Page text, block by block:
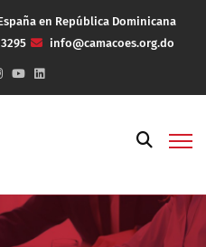
en República Dominicana
info@camacoes.org.do